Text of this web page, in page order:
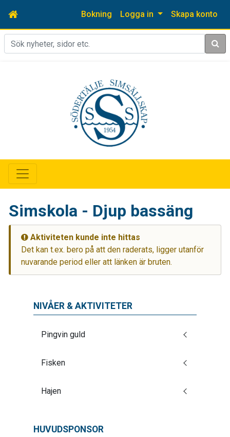
Bokning Logga in Skapa konto
Sök
Simskola - Djup bassäng
Aktiviteten kunde inte hittas
Det kan t.ex. bero på att den raderats, ligger utanför
nuvarande period eller att länken är bruten.
NIVÅER & AKTIVITETER
Pingvin guld
Fisken
Hajen
HUVUDSPONSOR